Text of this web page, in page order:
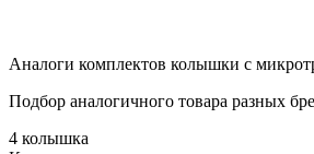
Аналоги комплектов колышки с
Подбор аналогичного товара разных
4 колышка